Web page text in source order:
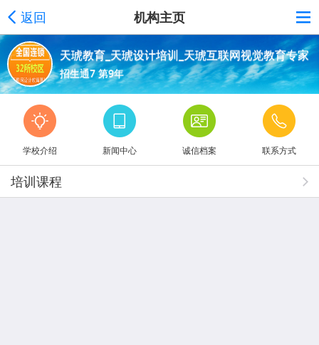
返回 机构主页
天琥教育_天琥设计培训_天琥互联网视觉教育专家
招生通7 第9年
学校介绍 新闻中心 诚信档案 联系方式
培训课程